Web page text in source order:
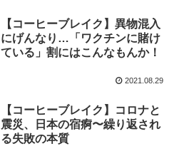
【コーヒーブレイク】異物混入
にげんなり…「ワクチンに賭け
ている」割にはこんなもんか！
2021.08.29
【コーヒーブレイク】コロナと
震災、日本の宿痾〜繰り返され
る失敗の本質